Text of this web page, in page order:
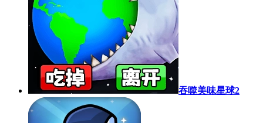
吞噬美味星球2